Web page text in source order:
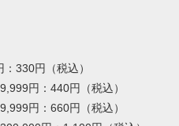
330円（税込）
円：440円（税込）
円：660円（税込）